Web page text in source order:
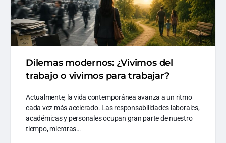
Dilemas modernos: ¿Vivimos del
trabajo o vivimos para trabajar?
Actualmente, la vida contemporánea avanza a un ritmo
cada vez más acelerado. Las responsabilidades laborales,
académicas y personales ocupan gran parte de nuestro
tiempo, mientras…